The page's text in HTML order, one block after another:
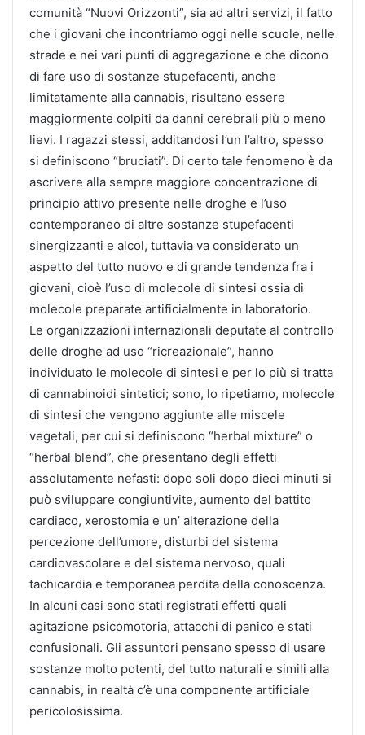
comunità “Nuovi Orizzonti”, sia ad altri servizi, il fatto
che i giovani che incontriamo oggi nelle scuole, nelle
strade e nei vari punti di aggregazione e che dicono
di fare uso di sostanze stupefacenti, anche
limitatamente alla cannabis, risultano essere
maggiormente colpiti da danni cerebrali più o meno
lievi. I ragazzi stessi, additandosi l’un l’altro, spesso
si definiscono “bruciati”. Di certo tale fenomeno è da
ascrivere alla sempre maggiore concentrazione di
principio attivo presente nelle droghe e l’uso
contemporaneo di altre sostanze stupefacenti
sinergizzanti e alcol, tuttavia va considerato un
aspetto del tutto nuovo e di grande tendenza fra i
giovani, cioè l’uso di molecole di sintesi ossia di
molecole preparate artificialmente in laboratorio.
Le organizzazioni internazionali deputate al controllo
delle droghe ad uso “ricreazionale”, hanno
individuato le molecole di sintesi e per lo più si tratta
di cannabinoidi sintetici; sono, lo ripetiamo, molecole
di sintesi che vengono aggiunte alle miscele
vegetali, per cui si definiscono “herbal mixture” o
“herbal blend”, che presentano degli effetti
assolutamente nefasti: dopo soli dopo dieci minuti si
può sviluppare congiuntivite, aumento del battito
cardiaco, xerostomia e un’ alterazione della
percezione dell’umore, disturbi del sistema
cardiovascolare e del sistema nervoso, quali
tachicardia e temporanea perdita della conoscenza.
In alcuni casi sono stati registrati effetti quali
agitazione psicomotoria, attacchi di panico e stati
confusionali. Gli assuntori pensano spesso di usare
sostanze molto potenti, del tutto naturali e simili alla
cannabis, in realtà c’è una componente artificiale
pericolosissima.